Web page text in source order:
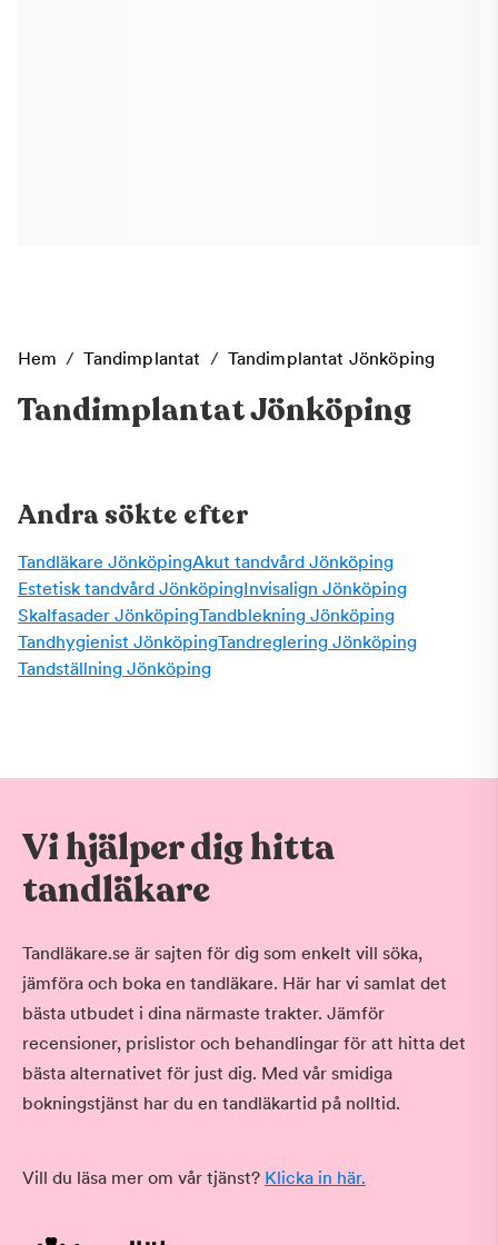
Hem / Tandimplantat / Tandimplantat Jönköping
Tandimplantat Jönköping
Andra sökte efter
Tandläkare JönköpingAkut tandvård Jönköping
Estetisk tandvård JönköpingInvisalign Jönköping
Skalfasader JönköpingTandblekning Jönköping
Tandhygienist JönköpingTandreglering Jönköping
Tandställning Jönköping
Vi hjälper dig hitta
tandläkare
Tandläkare.se är sajten för dig som enkelt vill söka,
jämföra och boka en tandläkare. Här har vi samlat det
bästa utbudet i dina närmaste trakter. Jämför
recensioner, prislistor och behandlingar för att hitta det
bästa alternativet för just dig. Med vår smidiga
bokningstjänst har du en tandläkartid på nolltid.
Vill du läsa mer om vår tjänst? Klicka in här.